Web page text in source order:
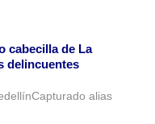
cabecilla de La
delincuentes
alias